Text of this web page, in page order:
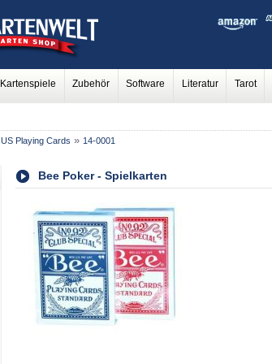
Kartenspiele Zubehör Software Literatur Tarot
US Playing Cards » 14-0001
Bee Poker - Spielkarten